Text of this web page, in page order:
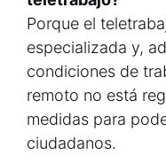
Porque el
especializada y,
condiciones de
remoto no está
medidas para
ciudadanos.